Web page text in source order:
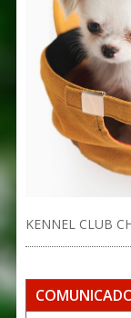
KENNEL CLUB